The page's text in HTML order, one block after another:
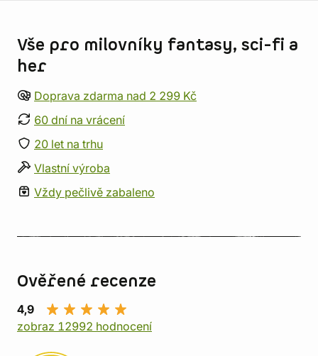
Vše pro milovníky fantasy, sci-fi a
her
Doprava zdarma nad 2 299 Kč
60 dní na vrácení
20 let na trhu
Vlastní výroba
Vždy pečlivě zabaleno
Ověřené recenze
4,9
zobraz 12992 hodnocení